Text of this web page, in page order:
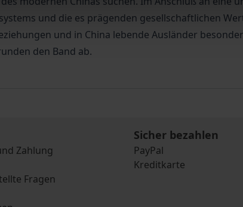
und die es prägenden gesellschaftlichen
und in China lebende Ausländer
den Band ab.
Zahlung
Fragen
Sicher bezahlen
PayPal
Kreditkarte